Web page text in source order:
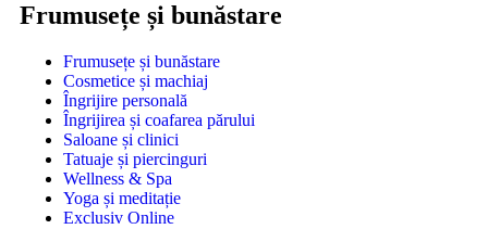
Frumusețe și bunăstare
Frumusețe și bunăstare
Cosmetice și machiaj
Îngrijire personală
Îngrijirea și coafarea părului
Saloane și clinici
Tatuaje și piercinguri
Wellness & Spa
Yoga și meditație
Exclusiv Online